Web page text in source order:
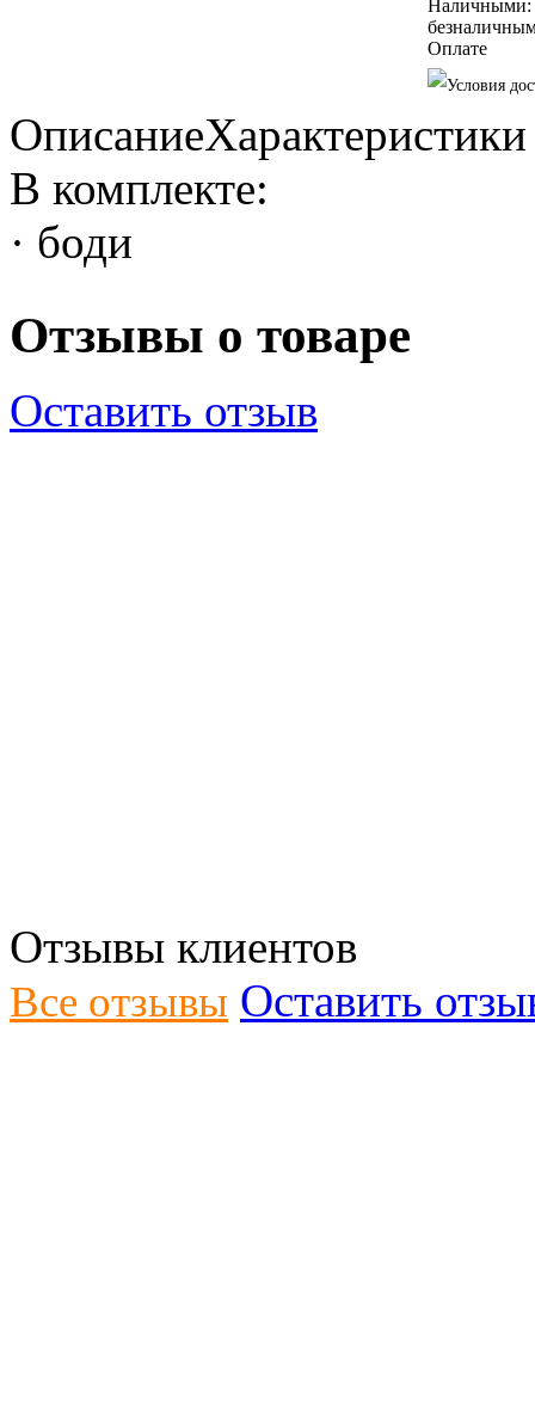
Наличными:
Оплате
ОписаниеХарактеристики
В комплекте:
· боди
Отзывы о товаре
Оставить отзыв
Отзывы клиентов
Все отзывы Оставить